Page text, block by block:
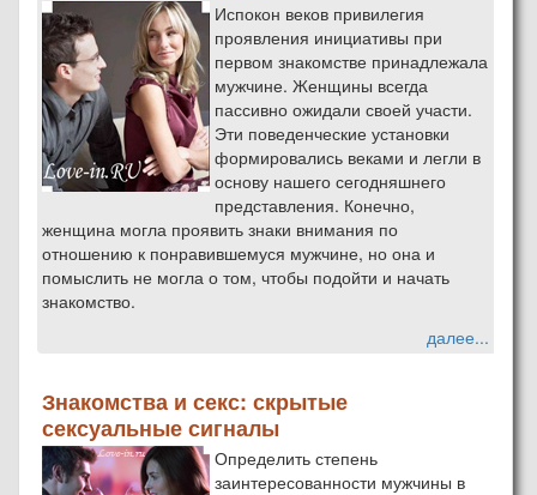
Испокон веков привилегия
проявления инициативы при
первом знакомстве принадлежала
мужчине. Женщины всегда
пассивно ожидали своей участи.
Эти поведенческие установки
формировались веками и легли в
основу нашего сегодняшнего
представления. Конечно,
женщина могла проявить знаки внимания по
отношению к понравившемуся мужчине, но она и
помыслить не могла о том, чтобы подойти и начать
знакомство.
далее...
Знакомства и секс: скрытые
сексуальные сигналы
Определить степень
заинтересованности мужчины в